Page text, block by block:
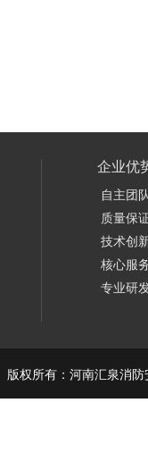
企业优
自主团
质量保
技术创
核心服
专业研
版权所有：河南汇泉消